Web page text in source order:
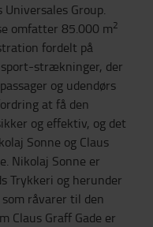
Group.
omfatter 85.000 m2
fordelt på
strækninger, der
og udendørs
at få den
og effektiv, og det
Sonne og Claus
Nikolaj Sonne er
Trykkeri og herunder
råvarer til den
Claus Graff Gade er